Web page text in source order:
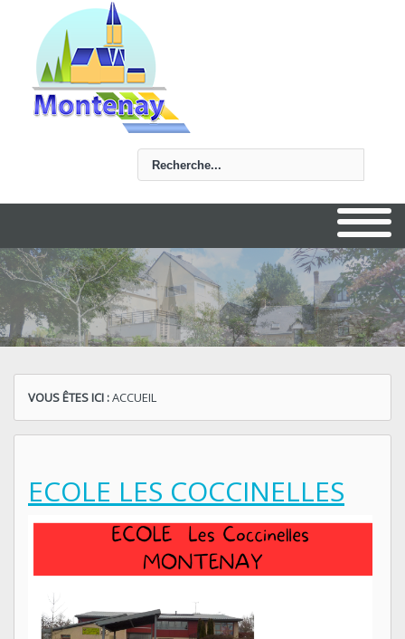
VOUS ÊTES ICI :ACCUEIL
ECOLE LES COCCINELLES